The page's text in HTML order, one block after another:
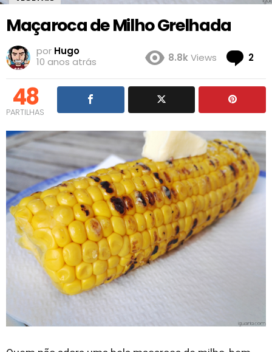
Maçaroca de Milho Grelhada
por Hugo
10 anos atrás
8.8kViews 2
48
PARTILHAS